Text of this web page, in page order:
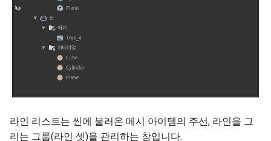
요
라인 아이템 선택
라인 셋 만들기 및 설정
본(Bone)
기본도형(Primitive)
이미지 평면
라인 리스트는 씬에 불러온 메시 아이템의 주선, 라인을 그
리는 그룹(라인 셋)을 관리하는 창입니다.